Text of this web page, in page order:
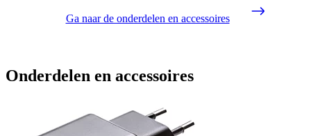
Ga naar de onderdelen en accessoires
Onderdelen en accessoires